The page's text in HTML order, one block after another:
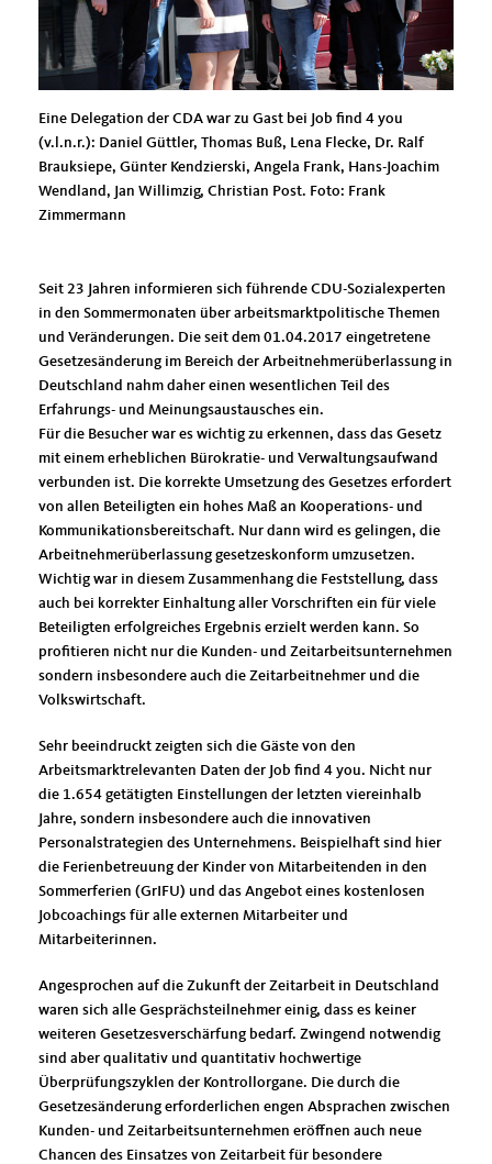
Eine Delegation der CDA war zu Gast bei Job find 4 you
(v.l.n.r.): Daniel Güttler, Thomas Buß, Lena Flecke, Dr. Ralf
Brauksiepe, Günter Kendzierski, Angela Frank, Hans-Joachim
Wendland, Jan Willimzig, Christian Post. Foto: Frank
Zimmermann
Seit 23 Jahren informieren sich führende CDU-Sozialexperten
in den Sommermonaten über arbeitsmarktpolitische Themen
und Veränderungen. Die seit dem 01.04.2017 eingetretene
Gesetzesänderung im Bereich der Arbeitnehmerüberlassung in
Deutschland nahm daher einen wesentlichen Teil des
Erfahrungs- und Meinungsaustausches ein.
Für die Besucher war es wichtig zu erkennen, dass das Gesetz
mit einem erheblichen Bürokratie- und Verwaltungsaufwand
verbunden ist. Die korrekte Umsetzung des Gesetzes erfordert
von allen Beteiligten ein hohes Maß an Kooperations- und
Kommunikationsbereitschaft. Nur dann wird es gelingen, die
Arbeitnehmerüberlassung gesetzeskonform umzusetzen.
Wichtig war in diesem Zusammenhang die Feststellung, dass
auch bei korrekter Einhaltung aller Vorschriften ein für viele
Beteiligten erfolgreiches Ergebnis erzielt werden kann. So
profitieren nicht nur die Kunden- und Zeitarbeitsunternehmen
sondern insbesondere auch die Zeitarbeitnehmer und die
Volkswirtschaft.
Sehr beeindruckt zeigten sich die Gäste von den
Arbeitsmarktrelevanten Daten der Job find 4 you. Nicht nur
die 1.654 getätigten Einstellungen der letzten viereinhalb
Jahre, sondern insbesondere auch die innovativen
Personalstrategien des Unternehmens. Beispielhaft sind hier
die Ferienbetreuung der Kinder von Mitarbeitenden in den
Sommerferien (GrIFU) und das Angebot eines kostenlosen
Jobcoachings für alle externen Mitarbeiter und
Mitarbeiterinnen.
Angesprochen auf die Zukunft der Zeitarbeit in Deutschland
waren sich alle Gesprächsteilnehmer einig, dass es keiner
weiteren Gesetzesverschärfung bedarf. Zwingend notwendig
sind aber qualitativ und quantitativ hochwertige
Überprüfungszyklen der Kontrollorgane. Die durch die
Gesetzesänderung erforderlichen engen Absprachen zwischen
Kunden- und Zeitarbeitsunternehmen eröffnen auch neue
Chancen des Einsatzes von Zeitarbeit für besondere